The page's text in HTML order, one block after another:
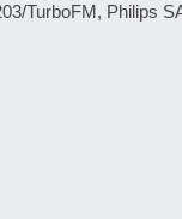
TurboFM, Philips